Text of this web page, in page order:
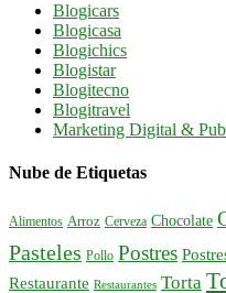
Blogicars
Blogicasa
Blogichics
Blogistar
Blogitecno
Blogitravel
Marketing Digital &
Nube de Etiquetas
Alimentos Arroz Cerveza Chocolate
Pasteles Pollo Postres
Restaurante Restaurantes Torta